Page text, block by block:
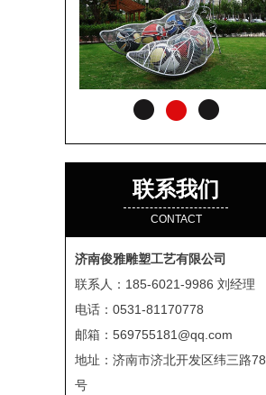
联系我们
CONTACT
济南俊雅雕塑工艺有限公司
联系人：185-6021-9986 刘经理
电话：0531-81170778
邮箱：569755181@qq.com
地址：济南市济北开发区纬三路78
号